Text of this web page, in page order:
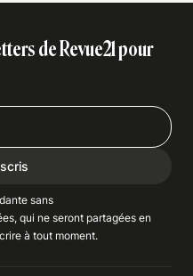
de Revue21 pour
sans
qui ne seront partagées en
à tout moment.